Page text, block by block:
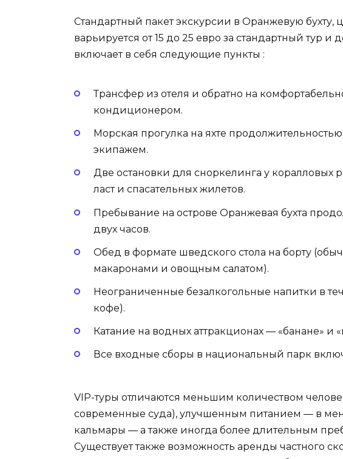
Стандартный пакет экскурсии в Оранжевую бухту,
варьируется от 15 до 25 евро за стандартный тур и
включает в себя следующие пункты :
Трансфер из отеля и обратно на
кондиционером.
Морская прогулка на яхте
экипажем.
Две остановки для сноркелинга у коралловых
ласт и спасательных жилетов.
Пребывание на острове Оранжевая бухта
двух часов.
Обед в формате шведского стола на борту
макаронами и овощным салатом).
Неограниченные безалкогольные напитки в
кофе).
Катание на водных аттракционах — «банане» и
Все входные сборы в национальный парк
VIP-туры отличаются меньшим количеством
современные суда), улучшенным питанием — в
кальмары — а также иногда более длительным
Существует также возможность аренды частного